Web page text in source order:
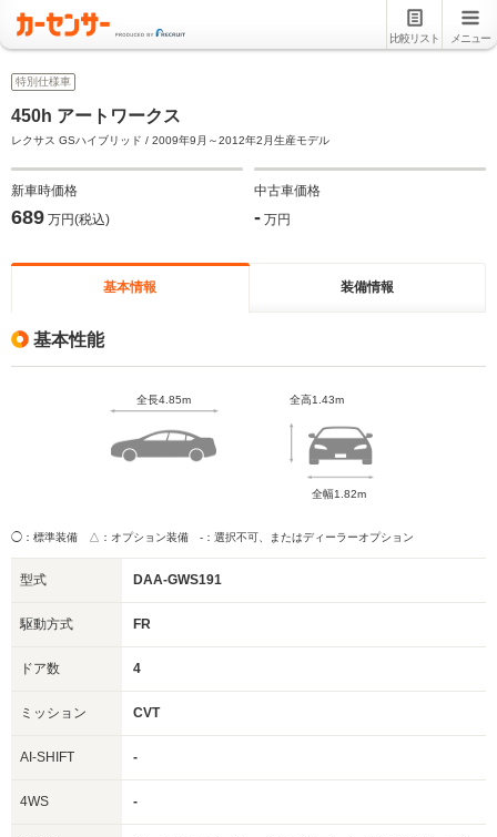
比較リスト メニュー
特別仕様車
450h アートワークス
レクサス GSハイブリッド / 2009年9月～2012年2月生産モデル
新車時価格
689 万円(税込)
中古車価格
- 万円
基本情報 装備情報
基本性能
全長4.85m 全高1.43m
全幅1.82m
◯：標準装備 △：オプション装備 -：選択不可、またはディーラーオプション
型式 DAA-GWS191
駆動方式 FR
ドア数 4
ミッション CVT
AI-SHIFT -
4WS -